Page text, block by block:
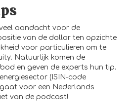
aandacht voor de
van de dollar ten opzichte
voor particulieren om te
Natuurlijk komen de
en geven de experts hun tip.
(ISIN-code
gaat voor een Nederlands
van de podcast!